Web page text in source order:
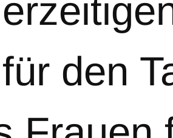
den